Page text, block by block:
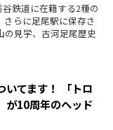
鉄道に在籍する2種の
さらに足尾駅に保存さ
の見学、古河足尾歴史
いてます！ 「トロ
が10周年のヘッド